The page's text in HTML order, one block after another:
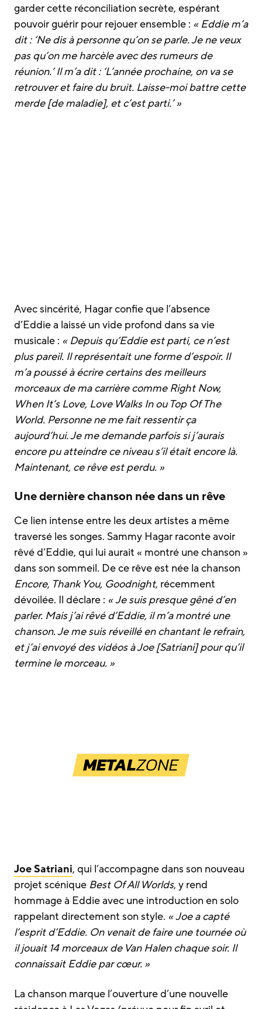
garder cette réconciliation secrète, espérant
pouvoir guérir pour rejouer ensemble : « Eddie m’a
dit : ‘Ne dis à personne qu’on se parle. Je ne veux
pas qu’on me harcèle avec des rumeurs de
réunion.’ Il m’a dit : ‘L’année prochaine, on va se
retrouver et faire du bruit. Laisse-moi battre cette
merde [de maladie], et c’est parti.’ »
Avec sincérité, Hagar confie que l’absence
d’Eddie a laissé un vide profond dans sa vie
musicale : « Depuis qu’Eddie est parti, ce n’est
plus pareil. Il représentait une forme d’espoir. Il
m’a poussé à écrire certains des meilleurs
morceaux de ma carrière comme Right Now,
When It’s Love, Love Walks In ou Top Of The
World. Personne ne me fait ressentir ça
aujourd’hui. Je me demande parfois si j’aurais
encore pu atteindre ce niveau s’il était encore là.
Maintenant, ce rêve est perdu. »
Une dernière chanson née dans un rêve
Ce lien intense entre les deux artistes a même
traversé les songes. Sammy Hagar raconte avoir
rêvé d’Eddie, qui lui aurait « montré une chanson »
dans son sommeil. De ce rêve est née la chanson
Encore, Thank You, Goodnight, récemment
dévoilée. Il déclare : « Je suis presque gêné d’en
parler. Mais j’ai rêvé d’Eddie, il m’a montré une
chanson. Je me suis réveillé en chantant le refrain,
et j’ai envoyé des vidéos à Joe [Satriani] pour qu’il
termine le morceau. »
Joe Satriani, qui l’accompagne dans son nouveau
projet scénique Best Of All Worlds, y rend
hommage à Eddie avec une introduction en solo
rappelant directement son style. « Joe a capté
l’esprit d’Eddie. On venait de faire une tournée où
il jouait 14 morceaux de Van Halen chaque soir. Il
connaissait Eddie par cœur. »
La chanson marque l’ouverture d’une nouvelle